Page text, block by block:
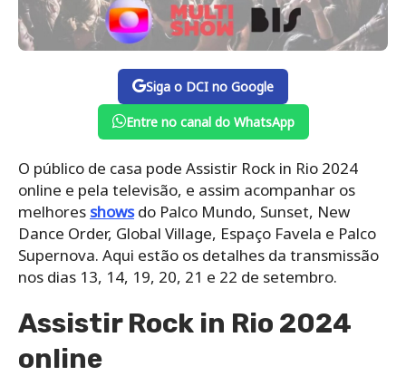
Siga o DCI no Google
Entre no canal do WhatsApp
O público de casa pode Assistir Rock in Rio 2024
online e pela televisão, e assim acompanhar os
melhores showsdo Palco Mundo, Sunset, New
Dance Order, Global Village, Espaço Favela e Palco
Supernova. Aqui estão os detalhes da transmissão
nos dias 13, 14, 19, 20, 21 e 22 de setembro.
Assistir Rock in Rio 2024
online